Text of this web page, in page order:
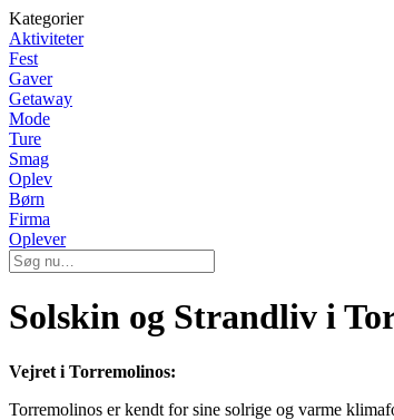
Kategorier
Aktiviteter
Fest
Gaver
Getaway
Mode
Ture
Smag
Oplev
Børn
Firma
Oplever
Solskin og Strandliv i
Vejret i Torremolinos:
Torremolinos er kendt for sine solrige og varme